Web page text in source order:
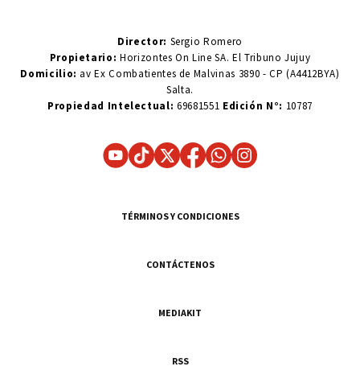
Director: Sergio Romero
Propietario:Horizontes On Line SA. El Tribuno Jujuy
Domicilio: av Ex Combatientes de Malvinas 3890 - CP (A4412BYA)
Salta.
Propiedad Intelectual: 69681551 Edición N°: 10787
TÉRMINOS Y CONDICIONES
CONTÁCTENOS
MEDIAKIT
RSS